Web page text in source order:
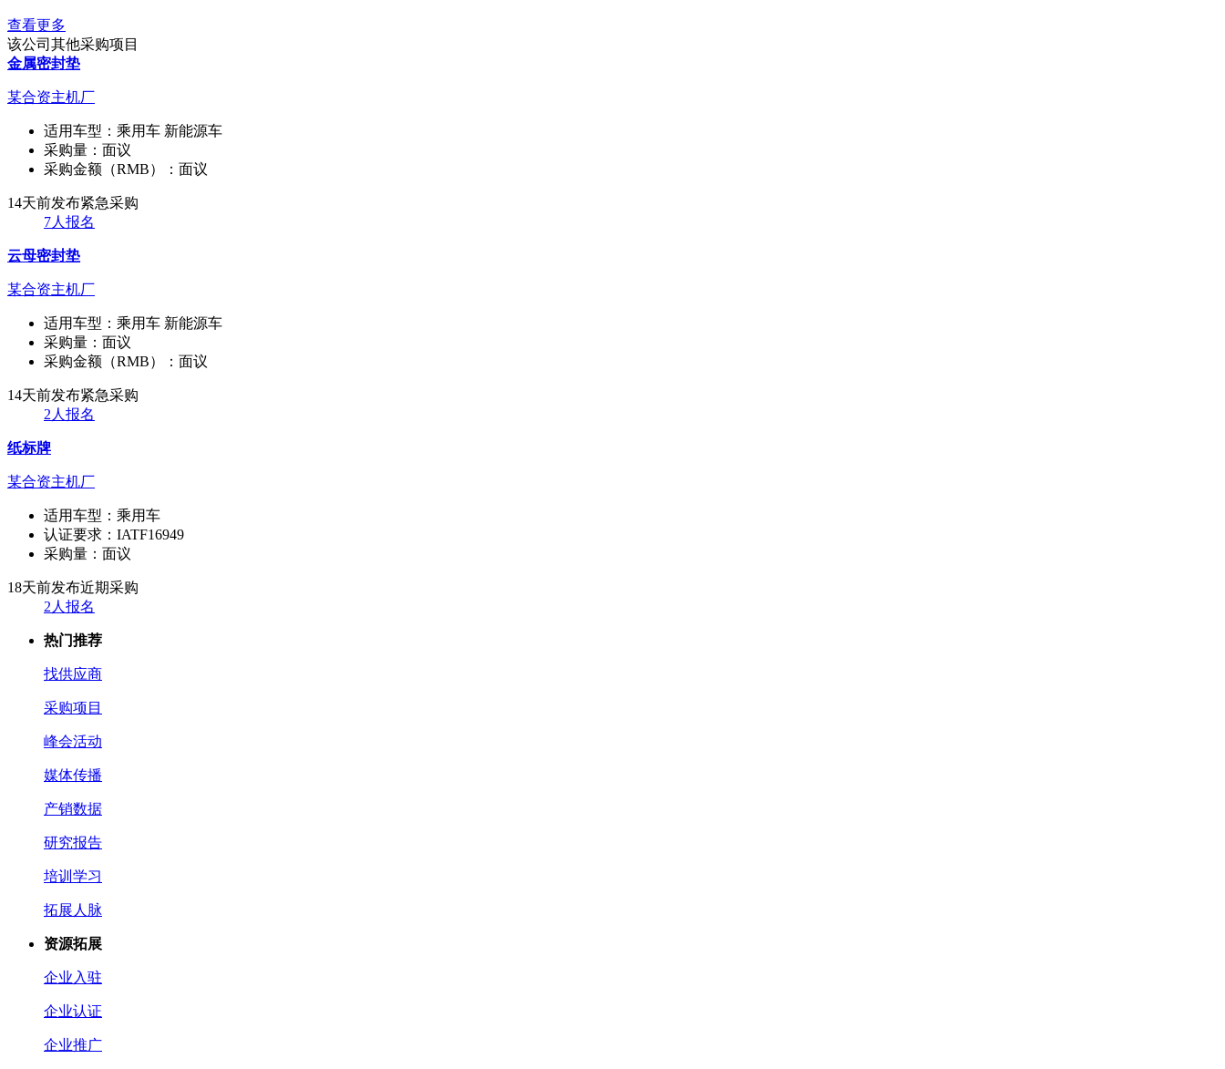
查看更多
该公司其他采购项目
金属密封垫
某合资主机厂
适用车型： 乘用车 新能源车
采购量： 面议
采购金额（RMB）： 面议
14天前发布紧急采购
7人报名
云母密封垫
某合资主机厂
适用车型： 乘用车 新能源车
采购量： 面议
采购金额（RMB）： 面议
14天前发布紧急采购
2人报名
纸标牌
某合资主机厂
适用车型： 乘用车
认证要求： IATF16949
采购量： 面议
18天前发布近期采购
2人报名
热门推荐
找供应商
采购项目
峰会活动
媒体传播
产销数据
研究报告
培训学习
拓展人脉
资源拓展
企业入驻
企业认证
企业推广